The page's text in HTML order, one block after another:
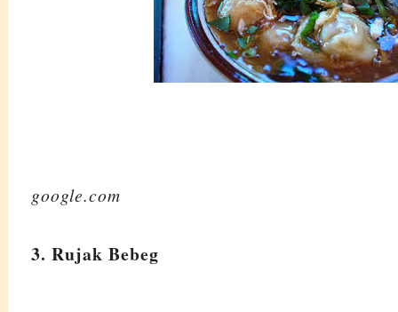
google.com
3. Rujak Bebeg